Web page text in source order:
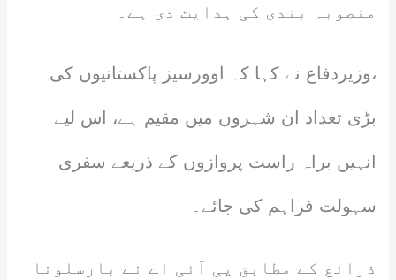
منصوبہ بندی کی ہدایت دی ہے۔
،وزیردفاع نے کہا کہ اوورسیز پاکستانیوں کی
بڑی تعداد ان شہروں میں مقیم ہے، اس لیے
انہیں براہ راست پروازوں کے ذریعے سفری
سہولت فراہم کی جائے۔
ذرائع کے مطابق پی آئی اے نے بارسلونا